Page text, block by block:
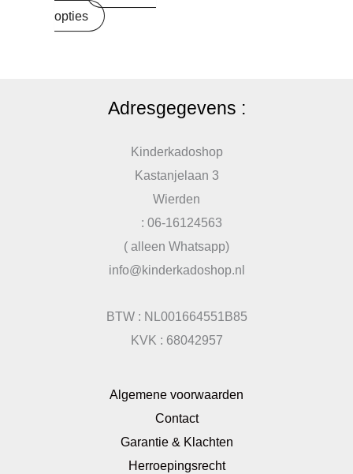
opties
Adresgegevens :
Kinderkadoshop
Kastanjelaan 3
Wierden
: 06-16124563
( alleen Whatsapp)
info@kinderkadoshop.nl
BTW : NL001664551B85
KVK : 68042957
Algemene voorwaarden
Contact
Garantie & Klachten
Herroepingsrecht